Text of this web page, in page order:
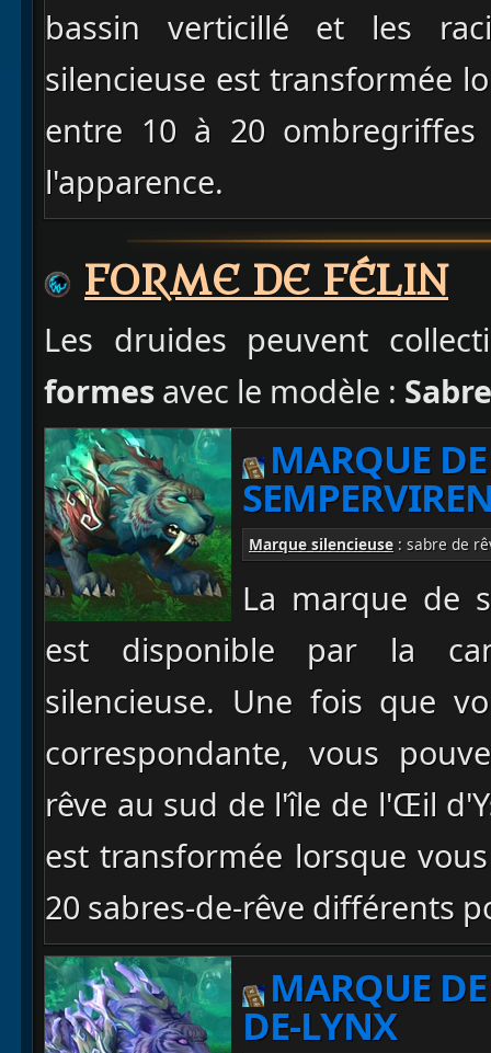
bassin verticillé et les
silencieuse est transformée
entre 10 à 20
l'apparence.
FORME DE FÉLIN
Les druides peuvent
formes avec le modèle :
MARQUE
Marque silencieuse : sabre de
La marque de
est disponible par la
silencieuse. Une fois que
correspondante, vous
rêve au sud de l'île de l'Œil
est transformée lorsque
20 sabres-de-rêve différents
MARQUE
DE-LYNX